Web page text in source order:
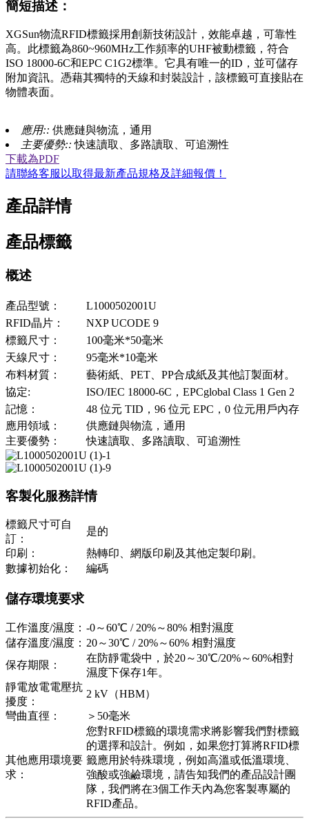
簡短描述：
XGSun物流RFID標籤採用創新技術設計，效能卓越，可靠性
高。此標籤為860~960MHz工作頻率的UHF被動標籤，符合
ISO 18000-6C和EPC C1G2標準。它具有唯一的ID，並可儲存
附加資訊。憑藉其獨特的天線和封裝設計，該標籤可直接貼在
物體表面。
應用:: 供應鏈與物流，通用
主要優勢::快速讀取、多路讀取、可追溯性
下載為PDF
請聯絡客服以取得最新產品規格及詳細報價！
產品詳情
產品標籤
概述
產品型號：
L1000502001U
RFID晶片：
NXP UCODE 9
標籤尺寸：
100毫米*50毫米
天線尺寸：
95毫米*10毫米
布料材質：
藝術紙、PET、PP合成紙及其他訂製面材。
協定:
ISO/IEC 18000-6C，EPCglobal Class 1 Gen 2
記憶：
48 位元 TID，96 位元 EPC，0 位元用戶內存
應用領域：
供應鏈與物流，通用
主要優勢：
快速讀取、多路讀取、可追溯性
客製化服務詳情
標籤尺寸可自
訂：
是的
印刷：
熱轉印、網版印刷及其他定製印刷。
數據初始化：
編碼
儲存環境要求
工作溫度/濕度： -0～60℃ / 20%～80% 相對濕度
儲存溫度/濕度： 20～30℃ / 20%～60% 相對濕度
保存期限：
在防靜電袋中，於20～30℃/20%～60%相對
濕度下保存1年。
靜電放電電壓抗
擾度：
2 kV（HBM）
彎曲直徑：
＞50毫米
其他應用環境要
求：
您對RFID標籤的環境需求將影響我們對標籤
的選擇和設計。例如，如果您打算將RFID標
籤應用於特殊環境，例如高溫或低溫環境、
強酸或強鹼環境，請告知我們的產品設計團
隊，我們將在3個工作天內為您客製專屬的
RFID產品。